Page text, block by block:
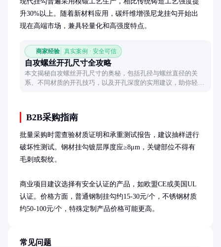
升30%以上。随着新材料应用，碳纤维增强尼龙挂勾开始出
现在高端市场，兼具轻量化和高强度特点。
商家经验 真实案例 · 安全可信
自攻螺丝开孔尺寸全攻略
本文揭秘自攻螺丝开孔尺寸的奥秘，包括孔径与螺丝直径的关
系、不同材质的开孔技巧，以及开孔深度的实用建议，助你轻松
B2B采购指南
批量采购时需查验材质证明和承重测试报告，建议抽样进行
破坏性测试。钢材挂勾镀层厚度应≥8μm，关键部位不得有
毛刺或裂纹。
商业项目建议选择有安全认证的产品，如欧盟CE或美国UL
认证。价格方面，普通钢制挂勾约15-30元/个，不锈钢材质
约50-100元/个，特殊定制产品价格可能更高。
常见问题